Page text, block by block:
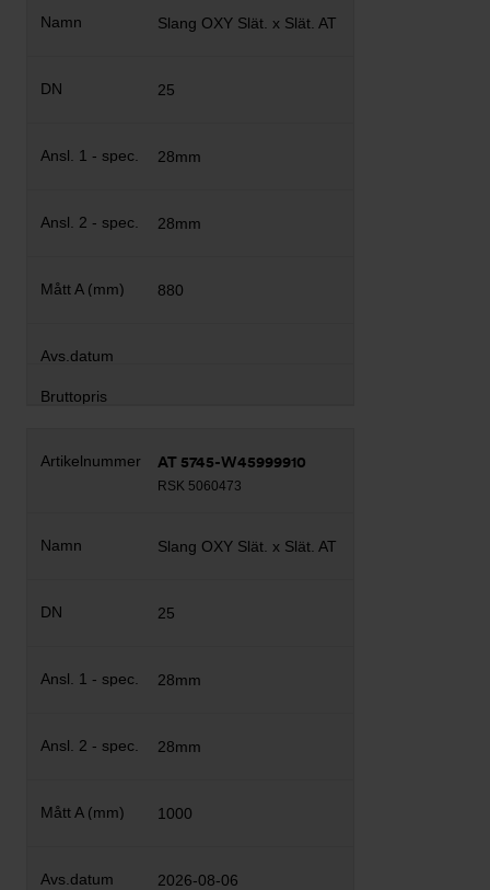
Slang OXY Slät. x Slät. AT
25
28mm
28mm
880
AT 5745-W45999910
RSK 5060473
Slang OXY Slät. x Slät. AT
25
28mm
28mm
1000
2026-08-06